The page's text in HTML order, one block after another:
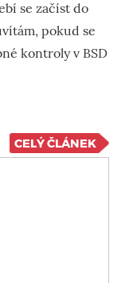
se začíst do
pokud se
kontroly v BSD
CELÝ ČLÁNEK